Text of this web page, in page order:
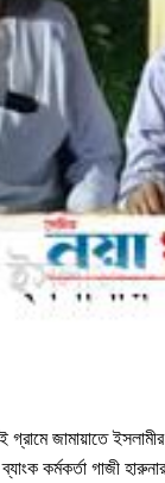
জামায়াতে
ব্যাংক কর্মকর্তা গাজী